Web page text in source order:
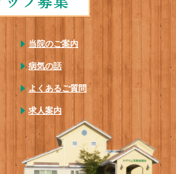
当院のご案内
病気の話
よくあるご質問
求人案内